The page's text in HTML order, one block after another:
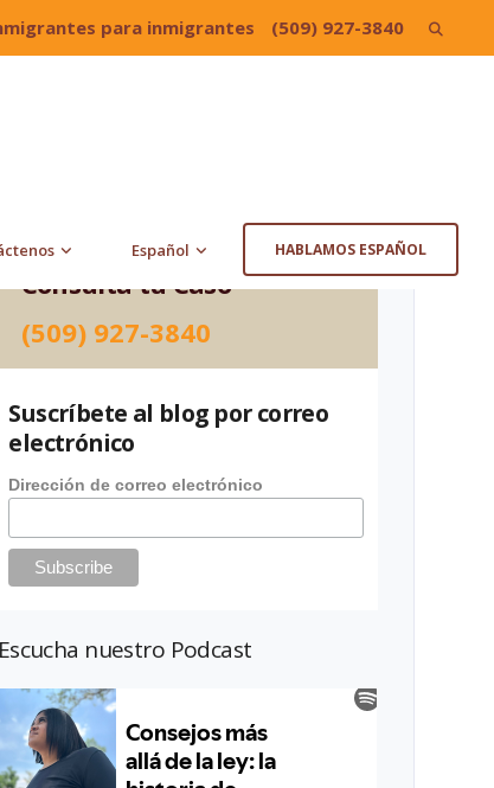
para inmigrantes (509) 927-3840 Search
Español HABLAMOS ESPAÑOL
Consulta tu Caso
(509) 927-3840
Suscríbete al blog por correo
electrónico
Dirección de correo electrónico
Escucha nuestro Podcast